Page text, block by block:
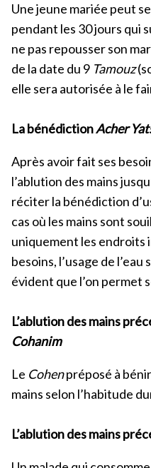
Une jeune mariée peut
pendant les 30 jours qui
ne pas repousser son
de la date du 9 Tamouz
elle sera autorisée à le
La bénédictionAcher
Après avoir fait ses
l’ablution des mains
réciter la bénédiction
cas où les mains sont
uniquement les endroits
besoins, l’usage de
évident que l’on permet
L’ablution des mains
Cohanim
Le Cohenpréposé à bénir
mains selon l’habitude
L’ablution des mains